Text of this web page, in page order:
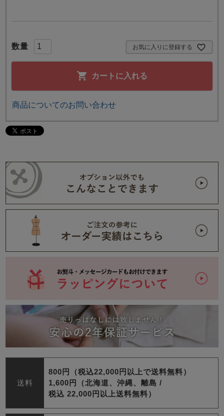
売れ筋ランキング
- Item Ranking -
お気に入りに登録する
カートに入れる
商品についてのお問い合わせ
送料
800円（税込22,000円以上で送料無料）
1,600円（北海道、沖縄、離島 /
税込 22,000円以上送料無料）